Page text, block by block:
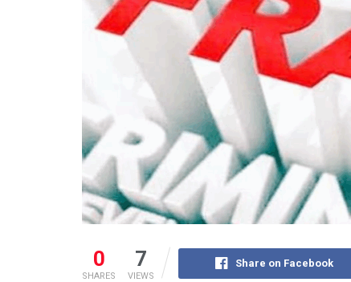
0
SHARES
7
VIEWS
Share on Facebook